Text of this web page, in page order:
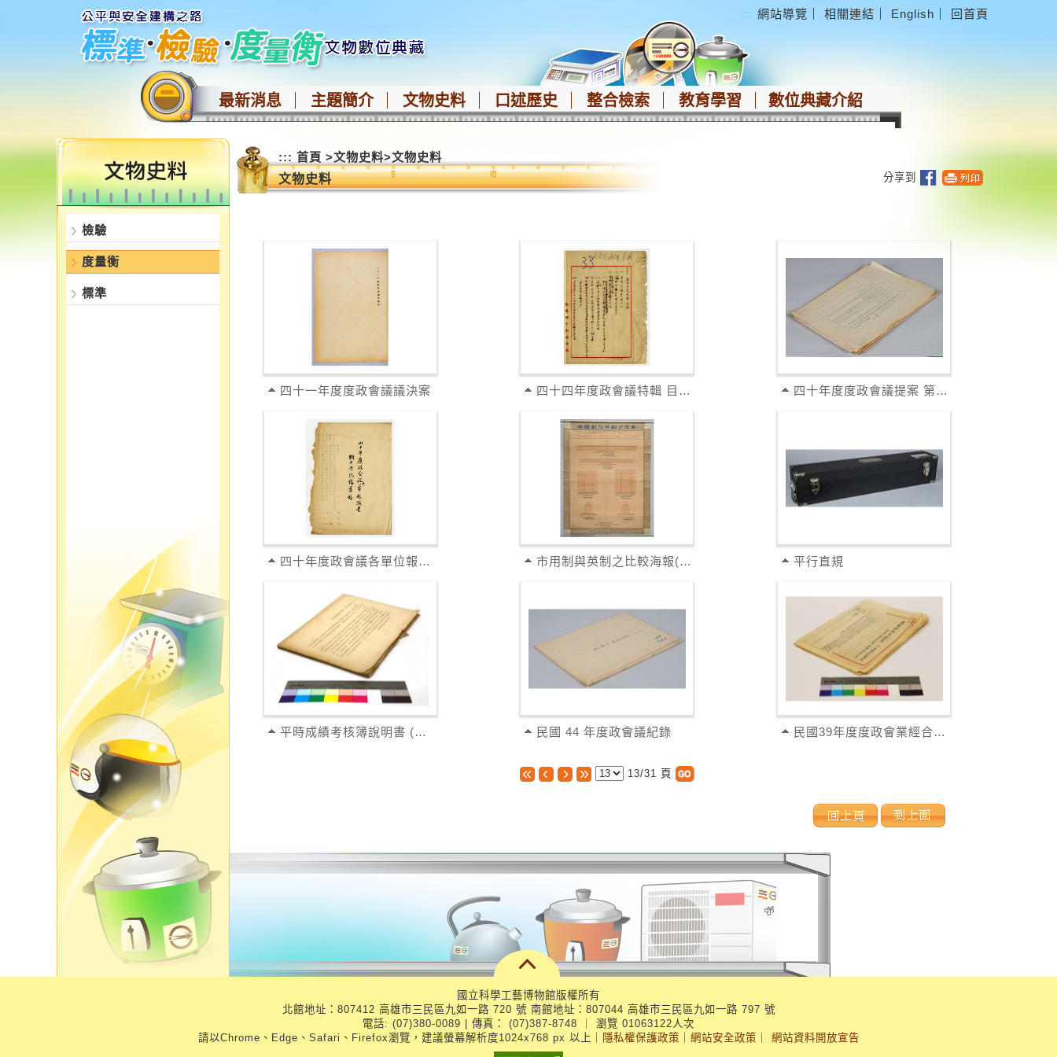
::: 網站導覽 相關連結 English 回首頁
最新消息 主題簡介 文物史料 口述歷史 整合檢索 教育學習 數位典藏介紹
:::
檢驗
度量衡
標準
::: 首頁 >文物史料>文物史料
文物史料
分享到
四十一年度度政會議議決案 四十四年度政會議特輯 目錄及原檔 四十年度度政會議提案 第30號 提案人...
四十年度政會議各單位報告附大會紀錄草稿 市用制與英制之比較海報(3張) 平行直規
平時成績考核簿說明書 (工作紀錄) 民國 44 年度政會議紀錄 民國39年度度政會業經合併之提案 又重新...
13/31 頁
國立科學工藝博物館版權所有
北館地址：807412 高雄市三民區九如一路 720 號 南館地址：807044 高雄市三民區九如一路 797 號
電話: (07)380-0089 | 傳真： (07)387-8748
瀏覽 01063122人次
請以Chrome、Edge、Safari、Firefox瀏覽，建議螢幕解析度1024x768 px 以上
隱私權保護政策 網站安全政策 網站資料開放宣告